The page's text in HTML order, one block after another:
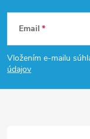
Z
á
p
Email
Vložením e-mailu
údajov